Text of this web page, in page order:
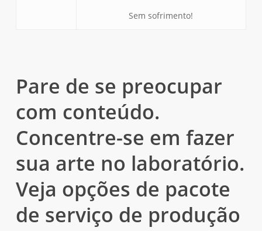
Sem sofrimento!
Pare de se preocupar
com conteúdo.
Concentre-se em fazer
sua arte no laboratório.
Veja opções de pacote
de serviço de produção